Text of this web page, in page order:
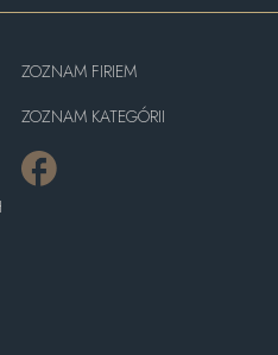
ZOZNAM FIRIEM
ZOZNAM KATEGÓRII